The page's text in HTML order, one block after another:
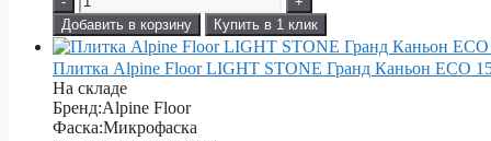
Добавить в корзину
Купить в 1 клик
Плитка Alpine Floor LIGHT STONE Гранд Каньон ЕСО
На складе
Бренд:Alpine Floor
Фаска:Микрофаска